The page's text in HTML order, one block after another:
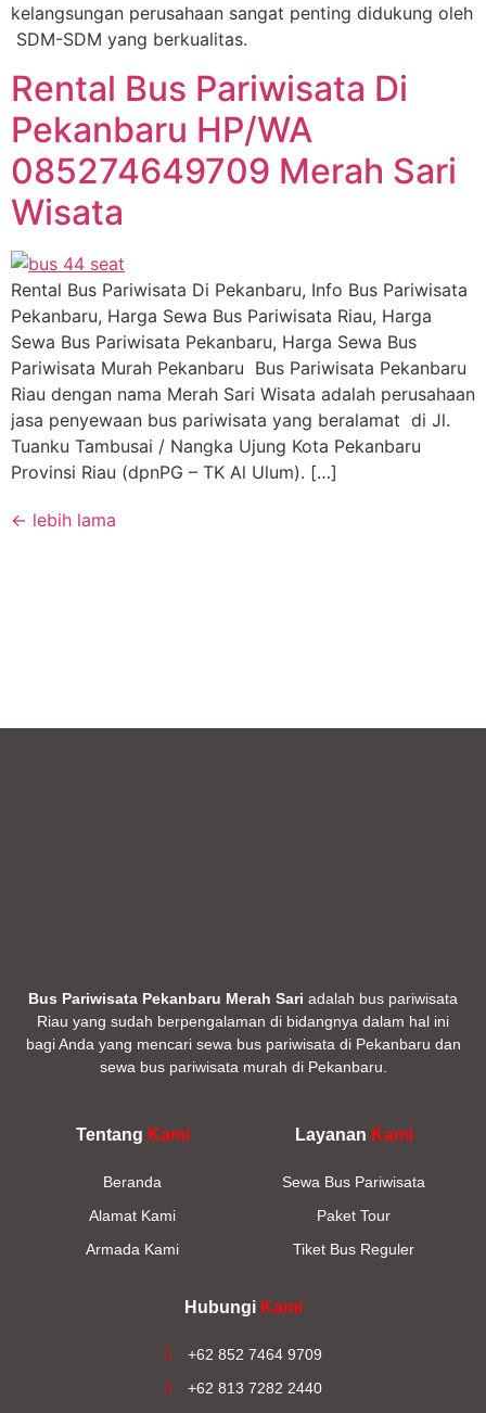
kelangsungan perusahaan sangat penting didukung oleh
SDM-SDM yang berkualitas.
Rental Bus Pariwisata Di
Pekanbaru HP/WA
085274649709 Merah Sari
Wisata
Rental Bus Pariwisata Di Pekanbaru, Info Bus Pariwisata
Pekanbaru, Harga Sewa Bus Pariwisata Riau, Harga
Sewa Bus Pariwisata Pekanbaru, Harga Sewa Bus
Pariwisata Murah Pekanbaru Bus Pariwisata Pekanbaru
Riau dengan nama Merah Sari Wisata adalah perusahaan
jasa penyewaan bus pariwisata yang beralamat di Jl.
Tuanku Tambusai / Nangka Ujung Kota Pekanbaru
Provinsi Riau (dpnPG – TK Al Ulum). […]
← lebih lama
Bus Pariwisata Pekanbaru Merah Sari adalah bus pariwisata
Riau yang sudah berpengalaman di bidangnya dalam hal ini
bagi Anda yang mencari sewa bus pariwisata di Pekanbaru dan
sewa bus pariwisata murah di Pekanbaru.
Tentang Kami
Beranda
Alamat Kami
Armada Kami
Layanan Kami
Sewa Bus Pariwisata
Paket Tour
Tiket Bus Reguler
Hubungi Kami
+62 852 7464 9709
+62 813 7282 2440